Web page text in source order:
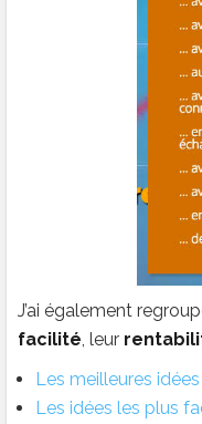
J’ai également
facilité , leur
Les meilleures idées
Les idées les plus